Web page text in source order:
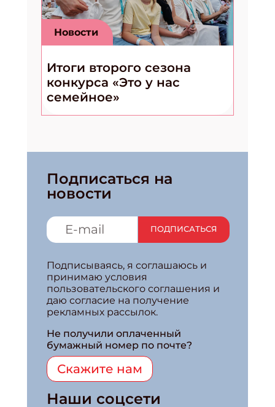
Новости
Итоги второго сезона
конкурса «Это у нас
семейное»
Подписаться на
новости
ПОДПИСАТЬСЯ
Подписываясь, я соглашаюсь и
принимаю условия
пользовательского соглашения и
даю согласие на получение
рекламных рассылок.
Не получили оплаченный
бумажный номер по почте?
Скажите нам
Наши соцсети